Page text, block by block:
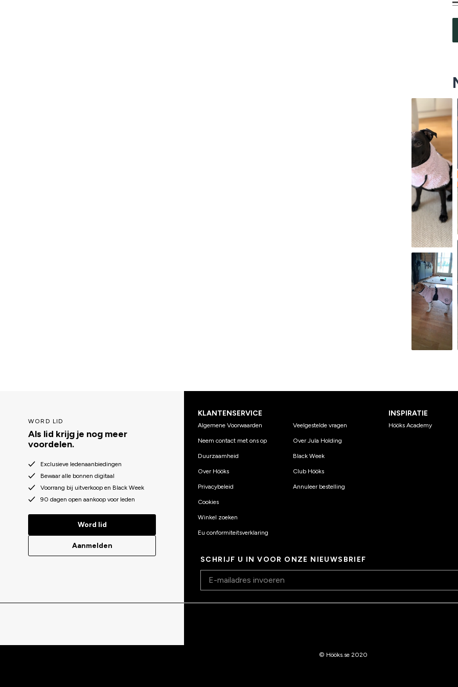
WORD LID
Als lid krijg je nog meer
voordelen.
Exclusieve ledenaanbiedingen
Bewaar alle bonnen digitaal
Voorrang bij uitverkoop en Black Week
90 dagen open aankoop voor leden
Word lid
Aanmelden
KLANTENSERVICE
Algemene Voorwaarden
Neem contact met ons op
Duurzaamheid
Over Hööks
Privacybeleid
Cookies
Winkel zoeken
Eu conformiteitsverklaring
Veelgestelde vragen
Over Jula Holding
Black Week
Club Hööks
Annuleer bestelling
INSPIRATIE
Hööks Academy
SCHRIJF U IN VOOR ONZE NIEUWSBRIEF
© Hööks.se 2020